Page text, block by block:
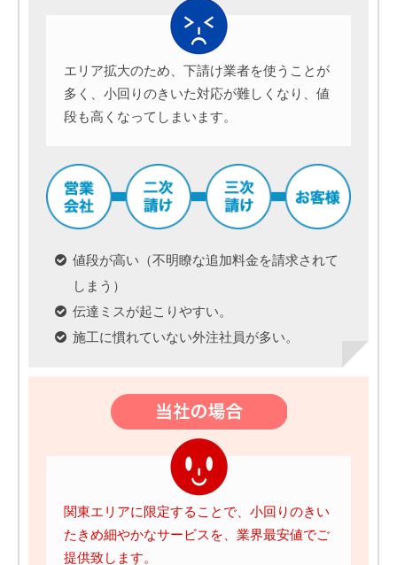
エリア拡大のため、下請け業者を使うことが
多く、小回りのきいた対応が難しくなり、値
段も高くなってしまいます。
値段が高い（不明瞭な追加料金を請求されて
しまう）
伝達ミスが起こりやすい。
施工に慣れていない外注社員が多い。
関東エリアに限定することで、小回りのきい
たきめ細やかなサービスを、業界最安値でご
提供致します。